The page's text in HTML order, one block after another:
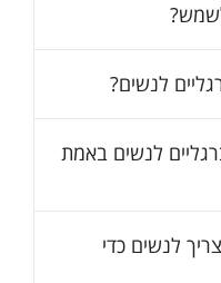
לנשים?
לנשים באמת
לנשים כדי